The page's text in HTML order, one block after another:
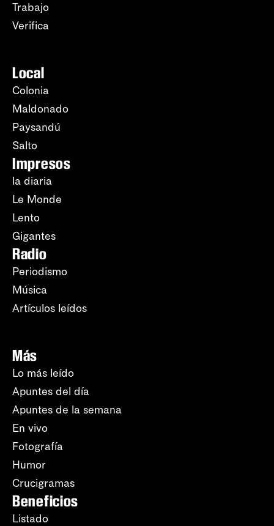
Trabajo
Verifica
Local
Colonia
Maldonado
Paysandú
Salto
Impresos
la diaria
Le Monde
Lento
Gigantes
Radio
Periodismo
Música
Artículos leídos
Más
Lo más leído
Apuntes del día
Apuntes de la semana
En vivo
Fotografía
Humor
Crucigramas
Beneficios
Listado